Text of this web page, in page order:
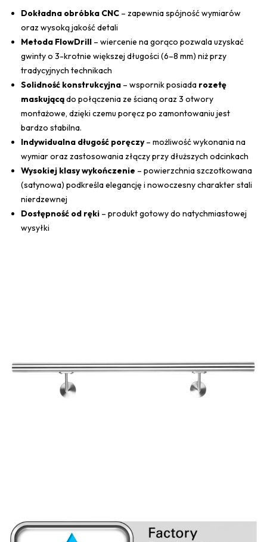
Dokładna obróbka CNC – zapewnia spójność wymiarów
oraz wysoką jakość detali
Metoda FlowDrill – wiercenie na gorąco pozwala uzyskać
gwinty o 3-krotnie większej długości (6–8 mm) niż przy
tradycyjnych technikach
Solidność konstrukcyjna – wspornik posiada rozetę
maskującądo połączenia ze ścianą oraz 3 otwory
montażowe, dzięki czemu poręcz po zamontowaniu jest
bardzo stabilna.
Indywidualna długość poręczy– możliwość wykonania na
wymiar oraz zastosowania złączy przy dłuższych odcinkach
Wysokiej klasy wykończenie – powierzchnia szczotkowana
(satynowa) podkreśla elegancję i nowoczesny charakter stali
nierdzewnej
Dostępność od ręki – produkt gotowy do natychmiastowej
wysyłki